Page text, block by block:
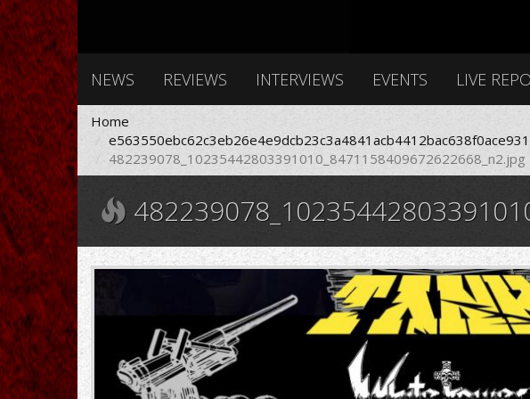
NEWS REVIEWS INTERVIEWS EVENTS LIVE
Home
482239078_10235442803391010_8471158409672622668_n2.jpg